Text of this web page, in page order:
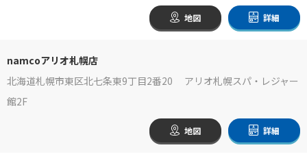
地図 詳細
namcoアリオ札幌店
北海道札幌市東区北七条東9丁目2番20 アリオ札幌スパ・レジャー
館2F
地図 詳細